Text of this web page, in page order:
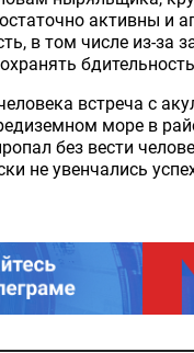
активны и
в том числе из-за
встреча с
море в
без вести
не увенчались